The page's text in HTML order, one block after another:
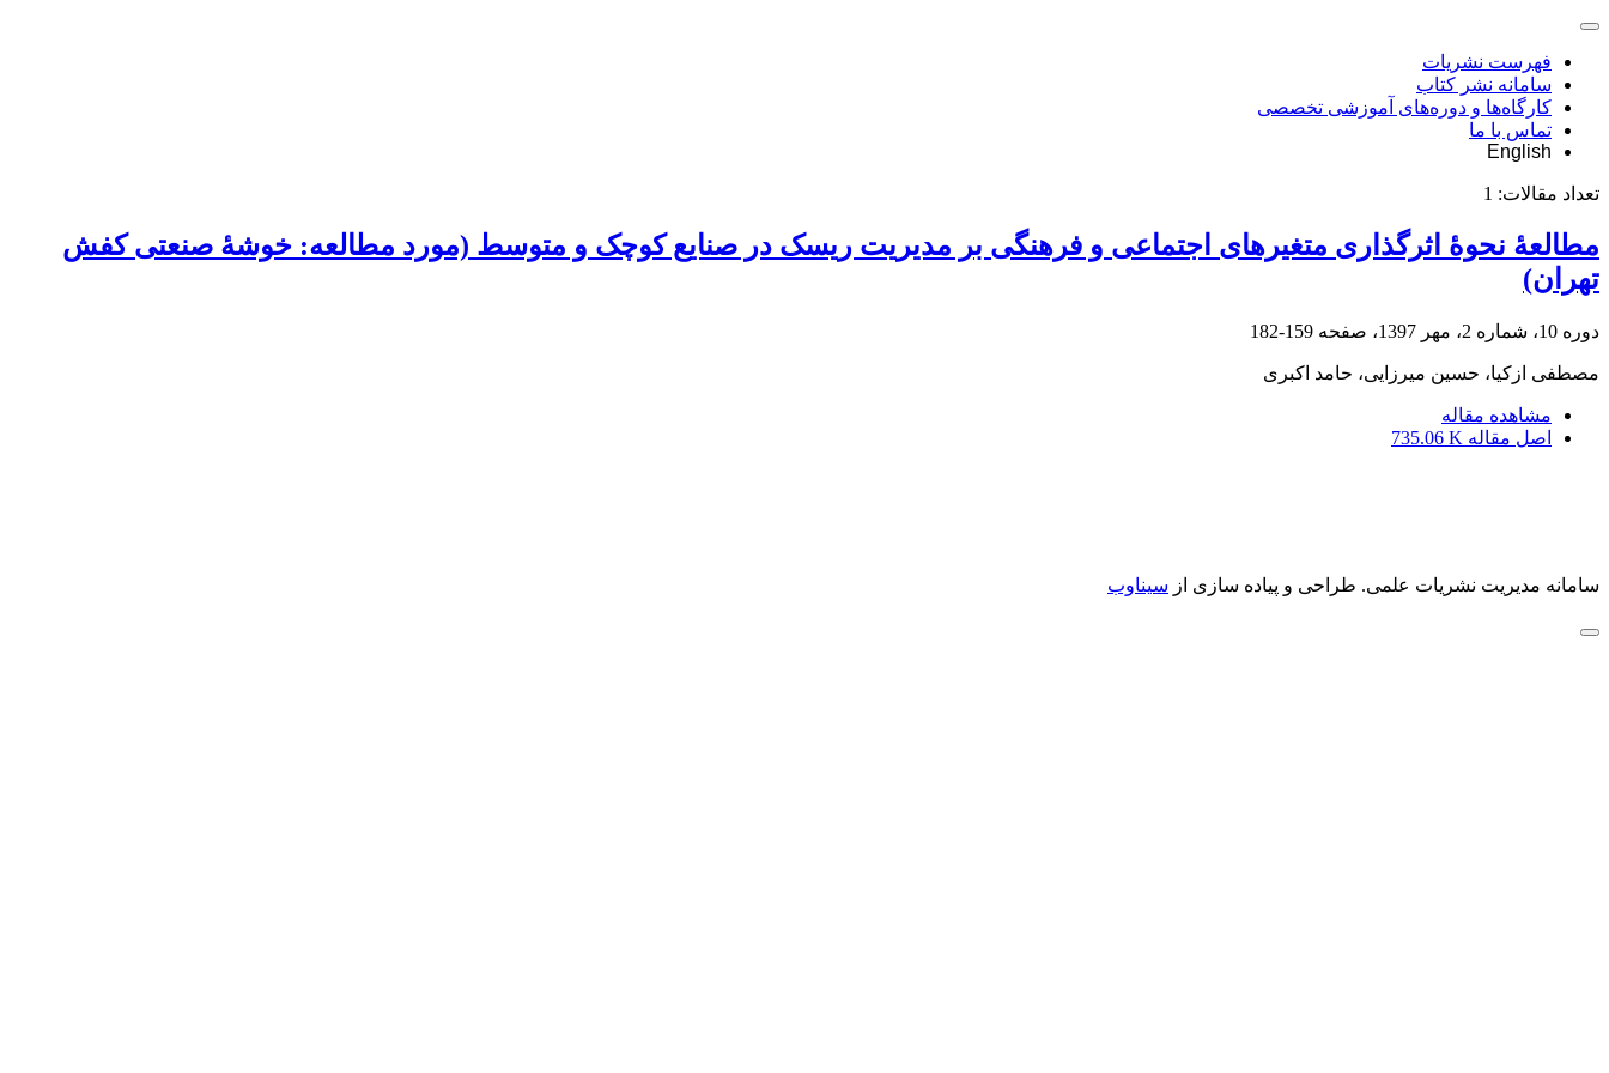
فهرست نشریات
سامانه نشر کتاب
کارگاه‌ها و دوره‌های آموزشی تخصصی
تماس با ما
English
تعداد مقالات: 1
مطالعۀ نحوۀ اثرگذاری متغیرهای اجتماعی و فرهنگی بر مدیریت ریسک در صنایع کوچک و متوسط (مورد مطالعه: خوشۀ صنعتی کفش
تهران)
دوره 10، شماره 2، مهر 1397، صفحه 159-182
مصطفی ازکیا، حسین میرزایی، حامد اکبری
مشاهده مقاله
اصل مقاله 735.06 K
سامانه مدیریت نشریات علمی. طراحی و پیاده سازی از سیناوب